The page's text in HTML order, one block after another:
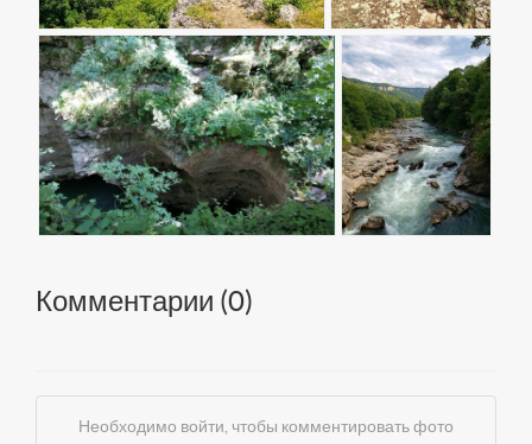
Комментарии (0)
Необходимо войти, чтобы комментировать фото